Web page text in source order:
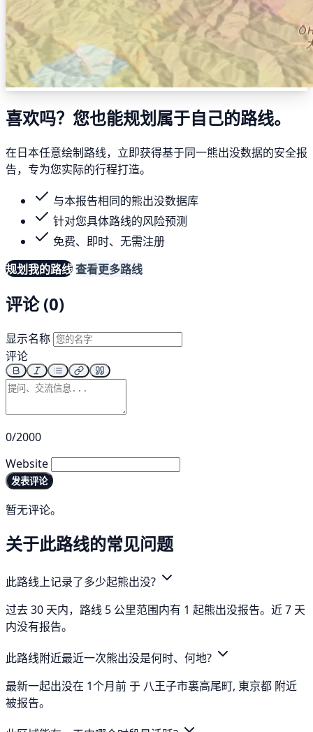
喜欢吗？您也能规划属于自己的路线。
在日本任意绘制路线，立即获得基于同一熊出没数据的安全报
告，专为您实际的行程打造。
与本报告相同的熊出没数据库
针对您具体路线的风险预测
免费、即时、无需注册
规划我的路线查看更多路线
评论 (0)
显示名称
评论
0/2000
Website
发表评论
暂无评论。
关于此路线的常见问题
此路线上记录了多少起熊出没?
过去 30 天内，路线 5 公里范围内有 1 起熊出没报告。近 7 天
内没有报告。
此路线附近最近一次熊出没是何时、何地?
最新一起出没在 1个月前 于 八王子市裏高尾町, 東京都 附近
被报告。